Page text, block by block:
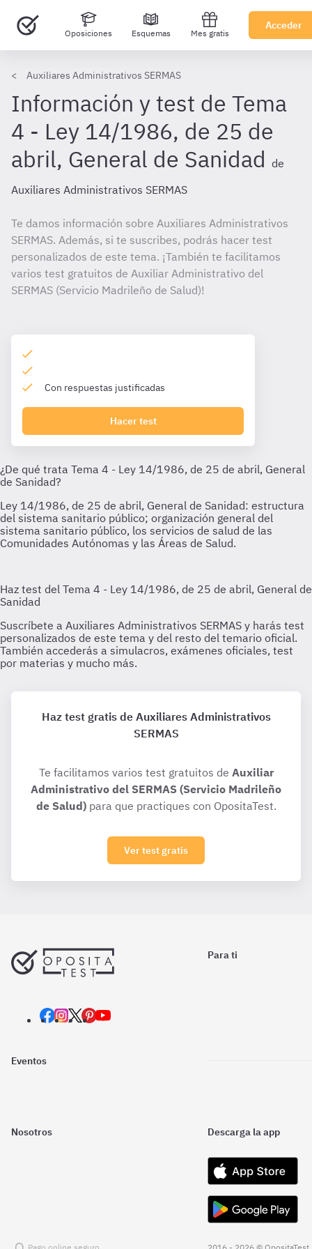
Oposiciones Esquemas Mes gratis
Acceder
Auxiliares Administrativos SERMAS
Información y test de Tema
4 - Ley 14/1986, de 25 de
abril, General de Sanidad de
Auxiliares Administrativos SERMAS
Te damos información sobre Auxiliares Administrativos
SERMAS. Además, si te suscribes, podrás hacer test
personalizados de este tema. ¡También te facilitamos
varios test gratuitos de Auxiliar Administrativo del
SERMAS (Servicio Madrileño de Salud)!
Con respuestas justificadas
Hacer test
Haz test gratis de Auxiliares Administrativos
SERMAS
Te facilitamos varios test gratuitos de Auxiliar
Administrativo del SERMAS (Servicio Madrileño
de Salud)para que practiques con OpositaTest.
Ver test gratis
Para ti
Eventos
Nosotros Descarga la app